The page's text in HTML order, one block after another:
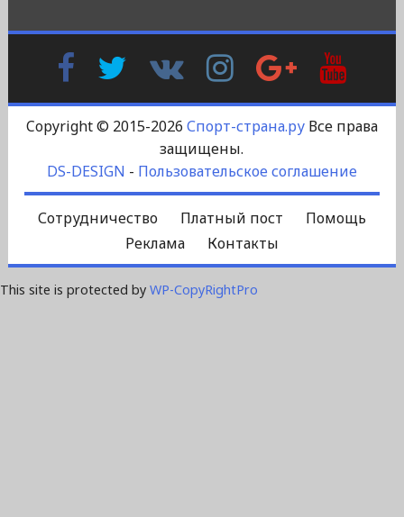
FacebookTwitter
Контакте
InstagramGoogle
Plus
Copyright © 2015-2026 Спорт-страна.руВсе права
защищены.
DS-DESIGN - Пользовательское соглашение
Сотрудничество Платный пост
Помощь
Реклама
Контакты
This site is protected by WP-CopyRightPro